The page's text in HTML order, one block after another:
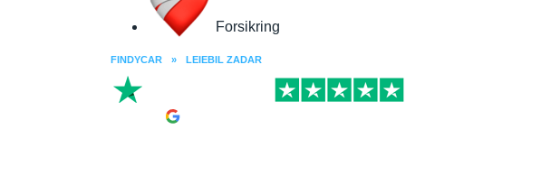
Forsikring
FINDYCAR » LEIEBIL ZADAR